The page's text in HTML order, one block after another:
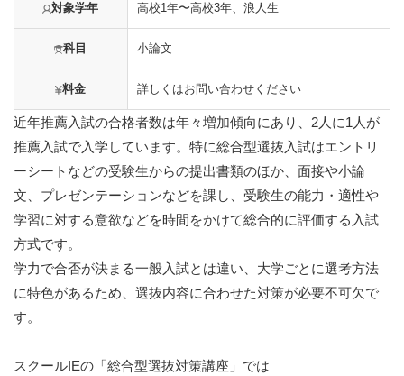
対象学年 高校1年〜高校3年、浪人生
科目 小論文
料金 詳しくはお問い合わせください
近年推薦入試の合格者数は年々増加傾向にあり、2人に1人が
推薦入試で入学しています。特に総合型選抜入試はエントリ
ーシートなどの受験生からの提出書類のほか、面接や小論
文、プレゼンテーションなどを課し、受験生の能力・適性や
学習に対する意欲などを時間をかけて総合的に評価する入試
方式です。
学力で合否が決まる一般入試とは違い、大学ごとに選考方法
に特色があるため、選抜内容に合わせた対策が必要不可欠で
す。
スクールIEの​「総合型選抜対策講座」では